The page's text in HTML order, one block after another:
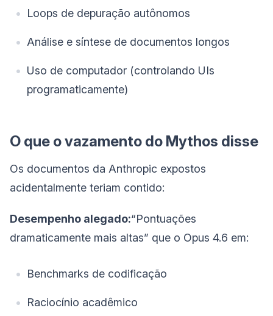
Loops de depuração autônomos
Análise e síntese de documentos longos
Uso de computador (controlando UIs
programaticamente)
O que o vazamento do Mythos disse
Os documentos da Anthropic expostos
acidentalmente teriam contido:
Desempenho alegado:“Pontuações
dramaticamente mais altas” que o Opus 4.6 em:
Benchmarks de codificação
Raciocínio acadêmico